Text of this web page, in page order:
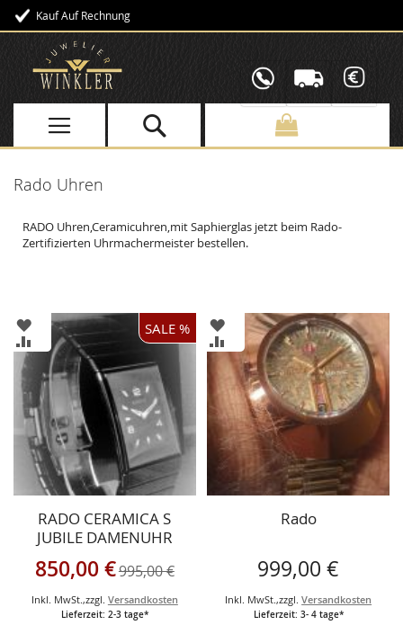
Kauf Auf Rechnung
Direkt
Inhalt
Rado Uhren
RADO Uhren,Ceramicuhren,mit Saphierglas jetzt beim Rado-
Zertifizierten Uhrmachermeister bestellen.
ZUR
WUNSCHLISTE
HINZUFÜGEN
ZUR
VERGLEICHSLISTE
HINZUFÜGEN
SALE %
RADO CERAMICA S
JUBILE DAMENUHR
HIGH TECH KERAMIK,
aus zweiter Hand mit 2
Jahren Hausgarantie,
Top Zustand.
Sonderangebot
850,00 €995,00 €
Inkl. MwSt.,zzgl. Versandkosten
Lieferzeit: 2-3 tage*
ZUR
WUNSCHLISTE
HINZUFÜGEN
ZUR
VERGLEICHSLISTE
HINZUFÜGEN
Rado
999,00 €
Inkl. MwSt.,zzgl.Versandkosten
Lieferzeit: 3- 4 tage*